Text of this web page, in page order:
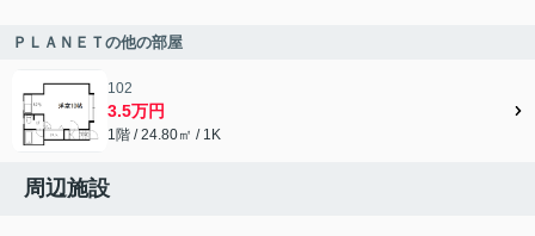
ＰＬＡＮＥＴの他の部屋
102
3.5万円
1階 / 24.80㎡ / 1K
周辺施設